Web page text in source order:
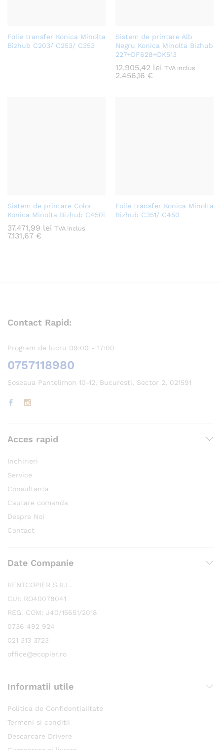
Folie transfer Konica Minolta
Bizhub C203/ C253/ C353
Sistem de printare Alb
Negru Konica Minolta Bizhub
227+DF628+DK513
12.905,42 lei TVA inclus
2.456,16 €
Sistem de printare Color
Konica Minolta Bizhub C450i
37.471,99 lei TVA inclus
7.131,67 €
Folie transfer Konica Minolta
Bizhub C351/ C450
Contact Rapid:
Program de lucru 09:00 - 17:00
0757118980
Șoseaua Pantelimon 10-12, Bucuresti, Sector 2, 021591
Acces rapid
Inchirieri
Service
Consultanta
Cautare comanda
Despre Noi
Contact
Date Companie
RENTCOPIER S.R.L.
CUI: RO40078041
REG. COM: J40/15651/2018
0736 492 924
021 313 3723
office@ecopier.ro
Informatii utile
Politica de Confidentialitate
Termeni si conditii
Descarcare Drivere